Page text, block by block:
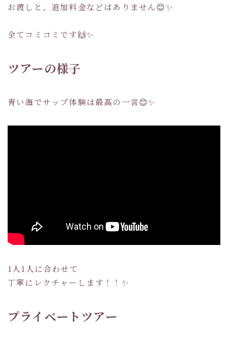
お渡しと、追加料金などはありません😊✨
全てコミコミです🙌✨
ツアーの様子
青い海でサップ体験は最高の一言😊✨
1人1人に合わせて
丁寧にレクチャーします！！✨
プライベートツアー